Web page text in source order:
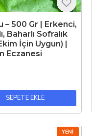
– 500 Gr | Erkenci,
Baharlı Sofralık
İçin Uygun) |
Eczanesi
SEPETE EKLE
YENI